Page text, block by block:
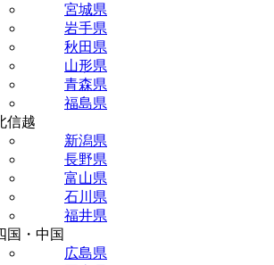
宮城県
岩手県
秋田県
山形県
青森県
福島県
信越
新潟県
長野県
富山県
石川県
福井県
国・中国
広島県